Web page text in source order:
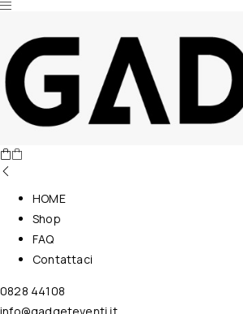
Nessun prodotto nel carrello.
HOME
Shop
FAQ
Contattaci
0828 44108